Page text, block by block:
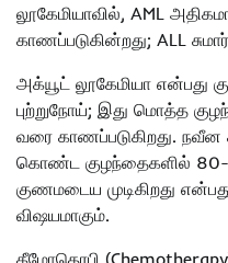
லூகேமியாவில், AML
காணப்படுகின்றது; ALL
அக்யூட் லூகேமியா என்பது
புற்றுநோய்; இது மொத்த
வரை காணப்படுகிறது. நவீன
கொண்ட குழந்தைகளில் 80-
குணமடைய முடிகிறது
விஷயமாகும்.
கீமோதெரபி